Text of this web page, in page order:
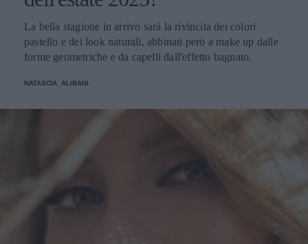
La bella stagione in arrivo sarà la rivincita dei colori
pastello e dei look naturali, abbinati però a make up dalle
forme geometriche e da capelli dall'effetto bagnato.
NATASCIA_ALIBANI